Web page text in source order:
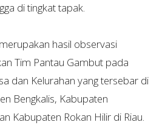
di tingkat tapak.
hasil observasi
Tim Pantau Gambut pada
dan Kelurahan yang tersebar di
Bengkalis, Kabupaten
Kabupaten Rokan Hilir di Riau.